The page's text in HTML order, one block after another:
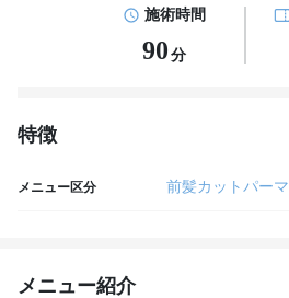
施術時間
90 分
特徴
メニュー区分 前髪カットパーマ
メニュー紹介